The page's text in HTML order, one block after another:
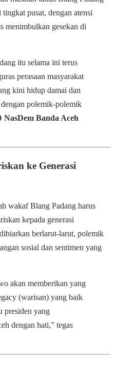
pusat, dengan atensi
menimbulkan gesekan di
itu selama ini terus
perasaan masyarakat
kini hidup damai dan
polemik-polemik
NasDem Banda Aceh
ke Generasi
wakaf Blang Padang harus
kepada generasi
berlarut-larut, polemik
sosial dan sentimen yang
akan memberikan yang
(warisan) yang baik
yang
dengan hati,” tegas